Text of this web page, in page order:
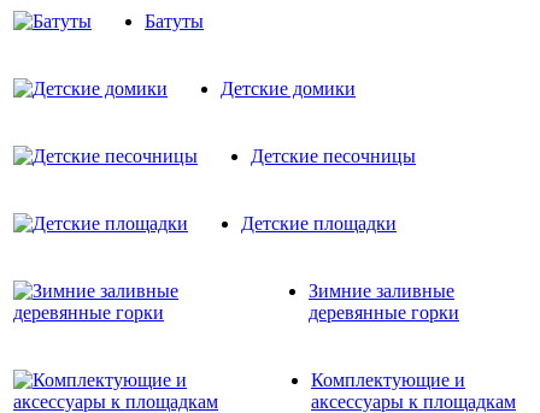
Батуты
Детские домики
Детские песочницы
Детские площадки
Зимние заливные
деревянные горки
Комплектующие и
аксессуары к площадкам